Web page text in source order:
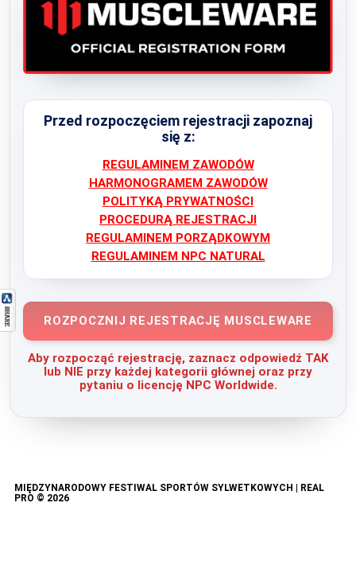
Przed rozpoczęciem rejestracji zapoznaj
się z:
REGULAMINEM ZAWODÓW
HARMONOGRAMEM ZAWODÓW
POLITYKĄ PRYWATNOŚCI
PROCEDURĄ REJESTRACJI
REGULAMINEM PORZĄDKOWYM
REGULAMINEM NPC NATURAL
ROZPOCZNIJ REJESTRACJĘ MUSCLEWARE
Aby rozpocząć rejestrację, zaznacz odpowiedź TAK
lub NIE przy każdej kategorii głównej oraz przy
pytaniu o licencję NPC Worldwide.
MIĘDZYNARODOWY FESTIWAL SPORTÓW SYLWETKOWYCH | REAL
PRO © 2026